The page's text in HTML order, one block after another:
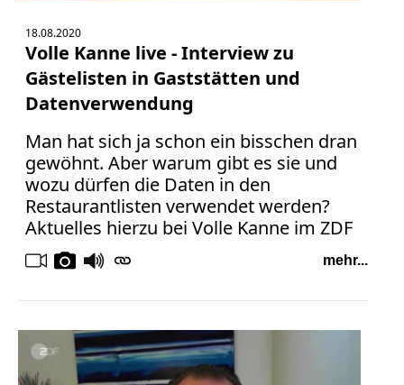
18.08.2020
Volle Kanne live - Interview zu
Gästelisten in Gaststätten und
Datenverwendung
Man hat sich ja schon ein bisschen dran
gewöhnt. Aber warum gibt es sie und
wozu dürfen die Daten in den
Restaurantlisten verwendet werden?
Aktuelles hierzu bei Volle Kanne im ZDF
mehr...